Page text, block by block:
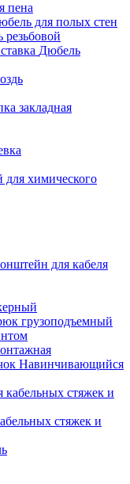
пена
для полых стен
резьбовой
Дюбель
закладная
для химического
для кабеля
грузоподъемный
Навинчивающийся
стяжек и